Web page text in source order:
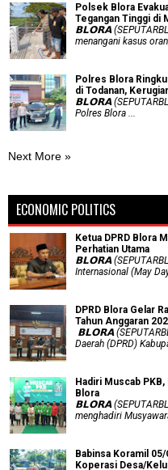
Polsek Blora
Tegangan Tinggi di
𝗕𝗟𝗢𝗥𝗔
menangani kasus
Polres Blora
di Todanan,
𝗕𝗟𝗢𝗥𝗔
Polres Blora ...
Next More »
ECONOMIC POLITICS
Ketua DPRD Blora
Perhatian Utama
​𝗕𝗟𝗢𝗥𝗔
Internasional (May
DPRD Blora Gelar
Tahun Anggaran
𝗕𝗟𝗢𝗥𝗔
Daerah (DPRD)
Hadiri Muscab
Blora
𝗕𝗟𝗢𝗥𝗔
menghadiri
Babinsa Koramil
Koperasi Desa/